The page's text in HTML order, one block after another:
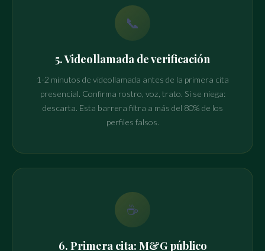
📞
5. Videollamada de verificación
1-2 minutos de videollamada antes de la primera cita
presencial. Confirma rostro, voz, trato. Si se niega:
descarta. Esta barrera filtra a más del 80% de los
perfiles falsos.
☕
6. Primera cita: M&G público